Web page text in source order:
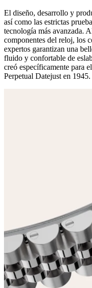
El diseño, desarrollo y
así como las estrictas
tecnología más avanzada.
componentes del reloj, los
expertos garantizan una
fluido y confortable de
creó específicamente para
Perpetual Datejust en 1945.